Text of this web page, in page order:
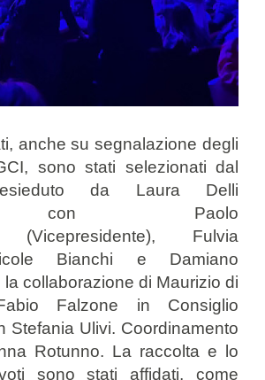
anche su segnalazione degli
sono stati selezionati dal
da Laura Delli
con Paolo
(Vicepresidente), Fulvia
Bianchi e Damiano
collaborazione di Maurizio di
Falzone in Consiglio
Stefania Ulivi. Coordinamento
Rotunno. La raccolta e lo
sono stati affidati, come